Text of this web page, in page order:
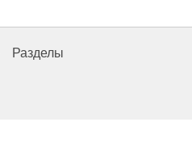
Разделы